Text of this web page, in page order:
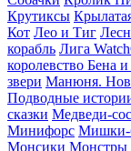
Крутиксы
Кот Лео и Тиг
корабль Лига
королевство Бена
звери Манюня.
Подводные
сказки Медведи-
Минифорс Мишки-
Монсики Монстры